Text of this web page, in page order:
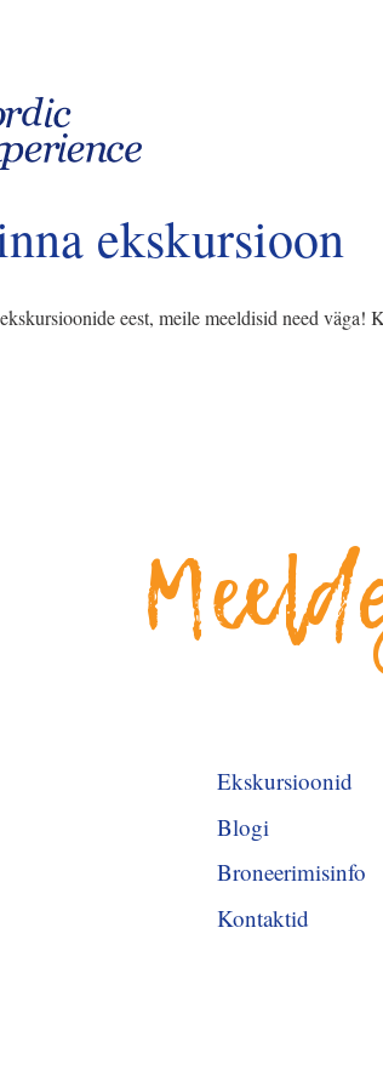
ekskursioon
eest, meile meeldisid need
Ekskursioonid
Blogi
Broneerimisinfo
Kontaktid